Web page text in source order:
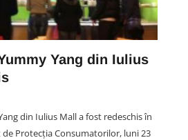
Yang din Iulius
din Iulius Mall a fost redeschis în
Protecția Consumatorilor, luni 23